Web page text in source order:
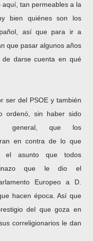
tan permeables a la
bien quiénes son los
así que para ir a
que pasar algunos años
darse cuenta en qué
ser del PSOE y también
ordenó, sin haber sido
general, que los
en contra de lo que
el asunto que todos
que le dio el
Europeo a D.
hacen época. Así que
del que goza en
correligionarios le dan